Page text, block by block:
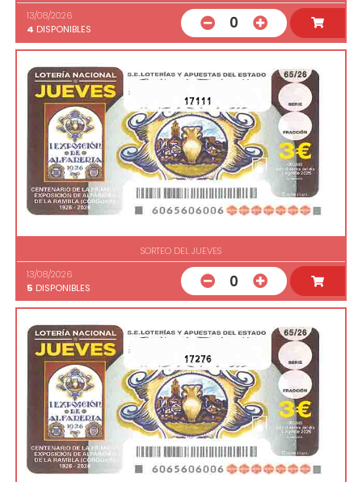
13/08/2026
4 DISPONIBLES 0
17111
SORTEO DEL JUEVES
13/08/2026
5 DISPONIBLES 0
17276